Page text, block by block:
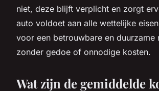
niet, deze blijft verplicht en zorgt
auto voldoet aan alle wettelijke
voor een betrouwbare en duurzame
zonder gedoe of onnodige kosten.
Wat zijn de gemiddelde